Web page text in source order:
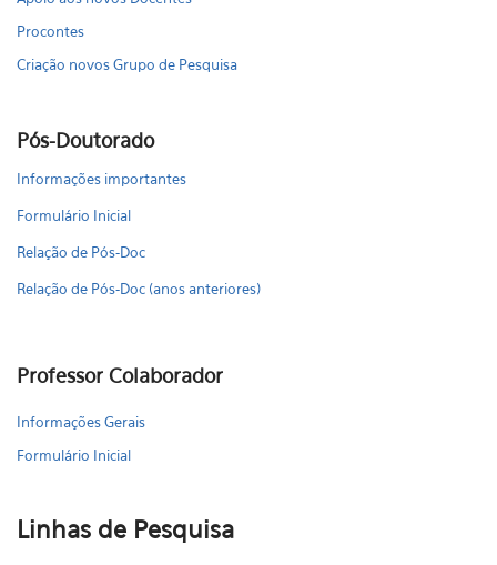
Procontes
Criação novos Grupo de Pesquisa
Pós-Doutorado
Informações importantes
Formulário Inicial
Relação de Pós-Doc
Relação de Pós-Doc (anos anteriores)
Professor Colaborador
Informações Gerais
Formulário Inicial
Linhas de Pesquisa